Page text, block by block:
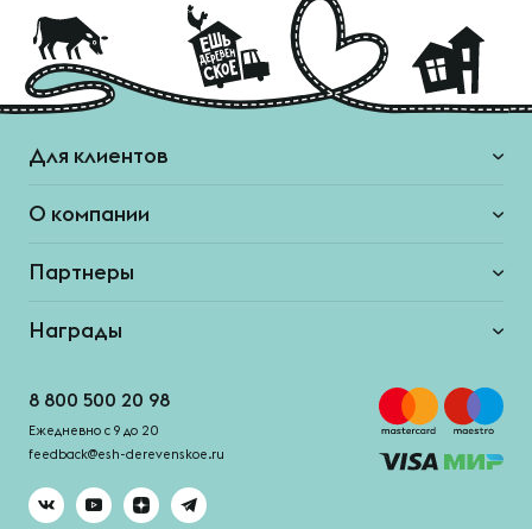
Для клиентов
О компании
Партнеры
Награды
8 800 500 20 98
Ежедневно с 9 до 20
feedback@esh-derevenskoe.ru